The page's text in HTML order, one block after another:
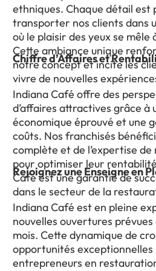
ethniques. Chaque détail est
transporter nos clients dans
où le plaisir des yeux se mêle
Cette ambiance unique
notre concept et incite les
vivre de nouvelles
Chiffre d’Affaires et
Indiana Café offre des
d’affaires attractives grâce à
économique éprouvé et une
coûts. Nos franchisés
complète et de l’expertise
pour optimiser leur
Café est une garantie de
dans le secteur de la
Rejoignez une Enseigne en
Indiana Café est en pleine
nouvelles ouvertures
mois. Cette dynamique de
opportunités exceptionnelles
entrepreneurs en